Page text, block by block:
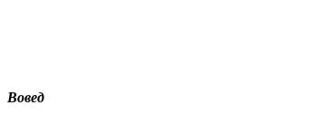
Вовед